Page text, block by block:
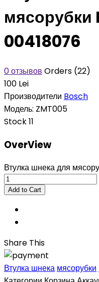
мясорубки
00418076
0 отзывов Orders (22)
100 Lei
Производители Bosch
Модель: ZMT005
Stock11
OverView
Втулка шнека для
Share This
Втулка шнека мясорубки